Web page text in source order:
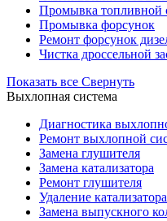
Промывка топливной
Промывка форсунок
Ремонт форсунок
Чистка дроссельной
Показать все Свернуть
Выхлопная система
Диагностика
Ремонт выхлопной
Замена глушителя
Замена катализатора
Ремонт глушителя
Удаление катализатора
Замена выпускного